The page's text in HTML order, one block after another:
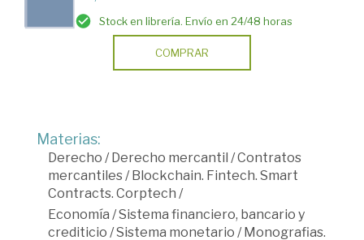
Stock en librería. Envío en 24/48 horas
COMPRAR
Materias:
Derecho / Derecho mercantil /Contratos
mercantiles/ Blockchain. Fintech. Smart
Contracts. Corptech /
Economía /Sistema financiero, bancario y
crediticio /Sistema monetario / Monografias.